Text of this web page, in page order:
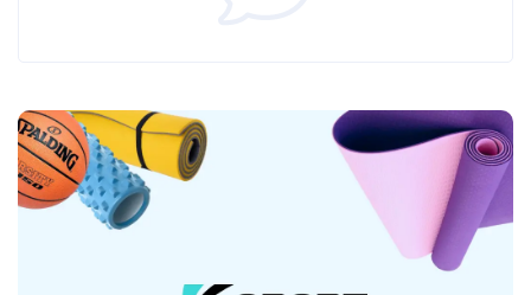
моногидрат 3412 мг - из них креатин 3000 г L-
глютамин 788 г L-аргинин гидрохлорид 192 мг - из
них L-аргинин 159 мг Аминокислотный профиль
Незаменимые аминокислоты (EAA) L-гистидин
348 мг L-изолейцин 1068 мг L-лейцин 1963 мг L-
лизин 1706 мг L-метионин 436 мг L-фенилаланин
593 мг L-треонин 1201 мг L-триптофан 318 мг L-